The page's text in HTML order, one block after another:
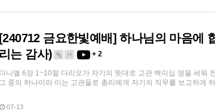
[240712 금요한빛예배] 하나님의 마음에
리는 감사)
H + 2
다니엘 6장 1~10절 다리오가 자기의 뜻대로 고관 백이십 명을 세워
그 중의 하나이라 이는 고관들로 총리에게 자기의 직무를 보고하게
07-13